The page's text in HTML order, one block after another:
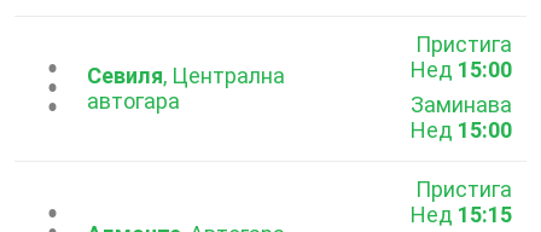
...Севиля, Централна
автогара
Пристига
Нед 15:00
Заминава
Нед 15:00
Пристига
Нед 15:15